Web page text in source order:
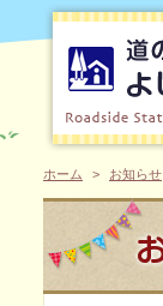
ホーム お知らせ